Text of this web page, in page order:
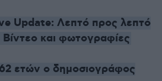
Update: Λεπτό προς λεπτό
Βίντεο και φωτογραφίες
ετών ο δημοσιογράφος